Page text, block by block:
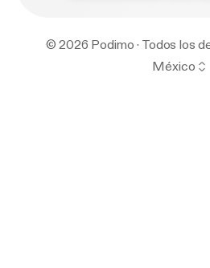
© 2026 Podimo · Todos los
México